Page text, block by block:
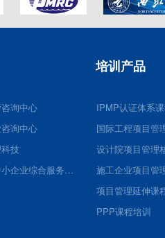
询中心
询中心
技
西安市中小企业综合服务平台
培训产品
IPMP认证体系
国际工程项目管
施工企业项目管
项目管理延伸课
PPP课程培训